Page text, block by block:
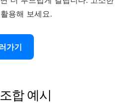
용해 보세요.
가기
합 예시